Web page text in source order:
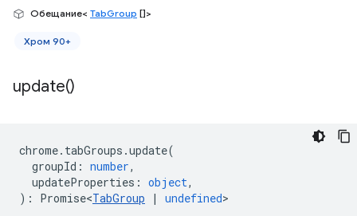
Обещание< TabGroup []>
Хром 90+
update()
chrome. tabGroups .update(
groupId : number,
updateProperties : object,
) : Promise<TabGroup | undefined>